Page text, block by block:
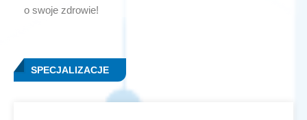
o swoje zdrowie!
SPECJALIZACJE